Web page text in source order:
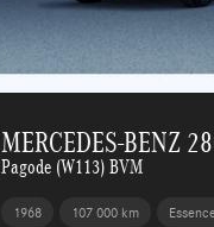
MERCEDES-BENZ
Pagode (W113) BVM
1968 107 000 km